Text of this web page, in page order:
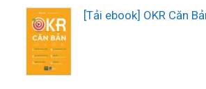
[Tải ebook] OKR Căn